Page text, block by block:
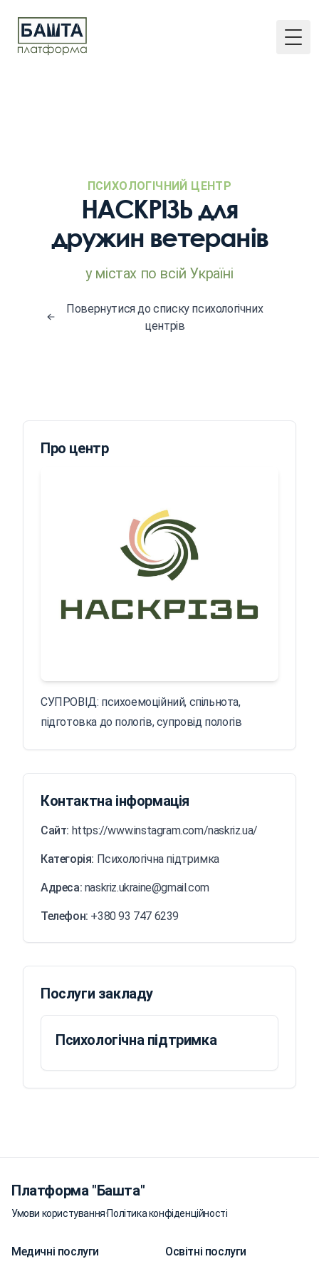
ПСИХОЛОГІЧНИЙ ЦЕНТР
НАСКРІЗЬ для
дружин ветеранів
у містах по всій Україні
Повернутися до списку психологічних
центрів
Про центр
СУПРОВІД: психоемоційний, спільнота,
підготовка до пологів, супровід пологів
Контактна інформація
Сайт: https://www.instagram.com/naskriz.ua/
Категорія: Психологічна підтримка
Адреса: naskriz.ukraine@gmail.com
Телефон: +380 93 747 6239
Послуги закладу
Психологічна підтримка
Платформа "Башта"
Умови користування·Політика конфіденційності
Медичні послуги Освітні послуги